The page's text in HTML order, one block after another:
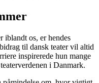
iblandt os, er hendes
til dansk teater vil altid
inspirerede hun mange
i Danmark.